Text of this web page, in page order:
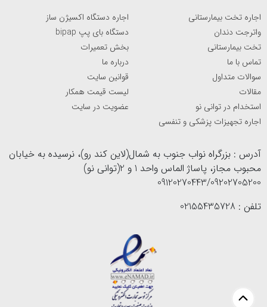
اجاره تخت بیمارستانی
اجاره دستگاه اکسیژن ساز
واترجت دندان
دستگاه بای پپ bipap
تخت بیمارستانی
بخش تعمیرات
تماس با ما
درباره ما
سوالات متداول
قوانین سایت
مقالات
لیست قیمت همکار
استخدام در توانی نو
عضویت در سایت
اجاره تجهیزات پزشکی و تنفسی
آدرس : بزرگراه نواب جنوب به شمال(لاین کند رو)، نرسیده به خیابان
محبوب مجاز، پاساژ الماس واحد 1 و 2(توانی نو)
09120270443/09202705200
تلفن : 02155435728